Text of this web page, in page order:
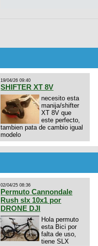
19/04/26 09:40
SHIFTER XT 8V
necesito esta
manija/shifter
XT 8V que
este perfecto,
tambien pata de cambio igual
modelo
02/04/25 08:36
Permuto Cannondale
Rush slx 10x1 por
DRONE DJI
Hola permuto
esta Bici por
falta de uso,
tiene SLX